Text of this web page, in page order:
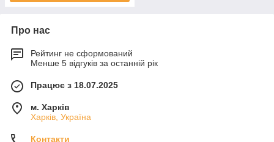
Про нас
Рейтинг не сформований
Менше 5 відгуків за останній рік
Працює з 18.07.2025
м. Харків
Харків, Україна
Контакти